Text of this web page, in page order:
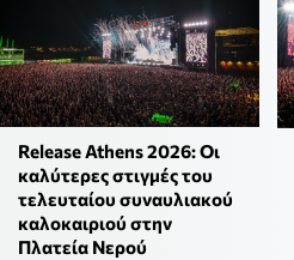
Release Athens 2026: Οι
καλύτερες στιγμές του
τελευταίου συναυλιακού
καλοκαιριού στην
Πλατεία Νερού